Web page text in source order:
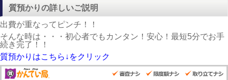
質預かりの詳しいご説明
出費が重なってピンチ！！
そんな時は・・・初心者でもカンタン！安心！最短5分でお手
続き完了！！
質預かりはこちら↓をクリック